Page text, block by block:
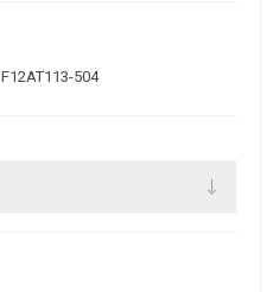
F12AT113-504